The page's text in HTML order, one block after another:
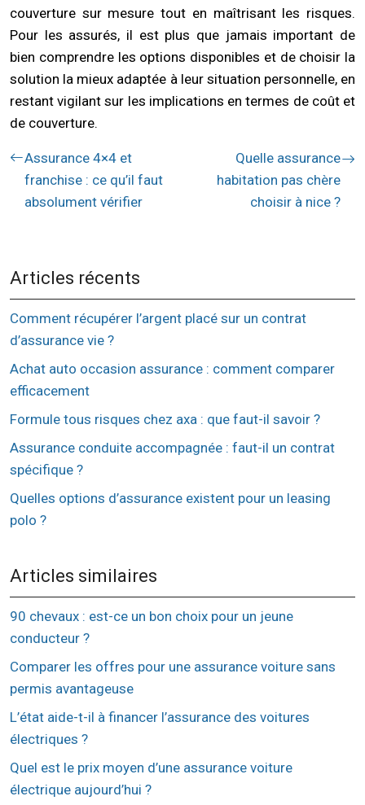
couverture sur mesure tout en maîtrisant les risques.
Pour les assurés, il est plus que jamais important de
bien comprendre les options disponibles et de choisir la
solution la mieux adaptée à leur situation personnelle, en
restant vigilant sur les implications en termes de coût et
de couverture.
Assurance 4×4 et
franchise : ce qu’il faut
absolument vérifier
Quelle assurance
habitation pas chère
choisir à nice ?
Articles récents
Comment récupérer l’argent placé sur un contrat
d’assurance vie ?
Achat auto occasion assurance : comment comparer
efficacement
Formule tous risques chez axa : que faut-il savoir ?
Assurance conduite accompagnée : faut-il un contrat
spécifique ?
Quelles options d’assurance existent pour un leasing
polo ?
Articles similaires
90 chevaux : est-ce un bon choix pour un jeune
conducteur ?
Comparer les offres pour une assurance voiture sans
permis avantageuse
L’état aide-t-il à financer l’assurance des voitures
électriques ?
Quel est le prix moyen d’une assurance voiture
électrique aujourd’hui ?